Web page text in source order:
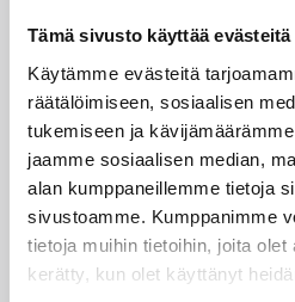
Tämä sivusto käyttää evästeitä
Käytämme evästeitä
räätälöimiseen, sosiaalisen
tukemiseen ja
jaamme sosiaalisen median,
alan kumppaneillemme tietoja
sivustoamme. Kumppanimme
tietoja muihin tietoihin, joita olet
kerätty, kun olet käyttänyt
Jukka Toijala
Reginald Golson
Sami Pekkola
Ville
Kategoriat